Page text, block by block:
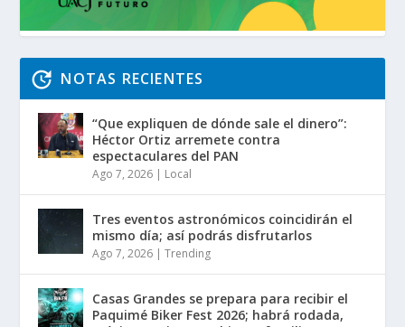
NOTAS RECIENTES
“Que expliquen de dónde sale el dinero”:
Héctor Ortiz arremete contra
espectaculares del PAN
Ago 7, 2026 | Local
Tres eventos astronómicos coincidirán el
mismo día; así podrás disfrutarlos
Ago 7, 2026 |Trending
Casas Grandes se prepara para recibir el
Paquimé Biker Fest 2026; habrá rodada,